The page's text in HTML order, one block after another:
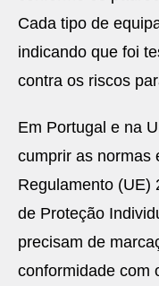
Cada tipo de
indicando que foi
contra os riscos
Em Portugal e na
cumprir as normas
Regulamento (UE)
de Proteção
precisam de
conformidade com